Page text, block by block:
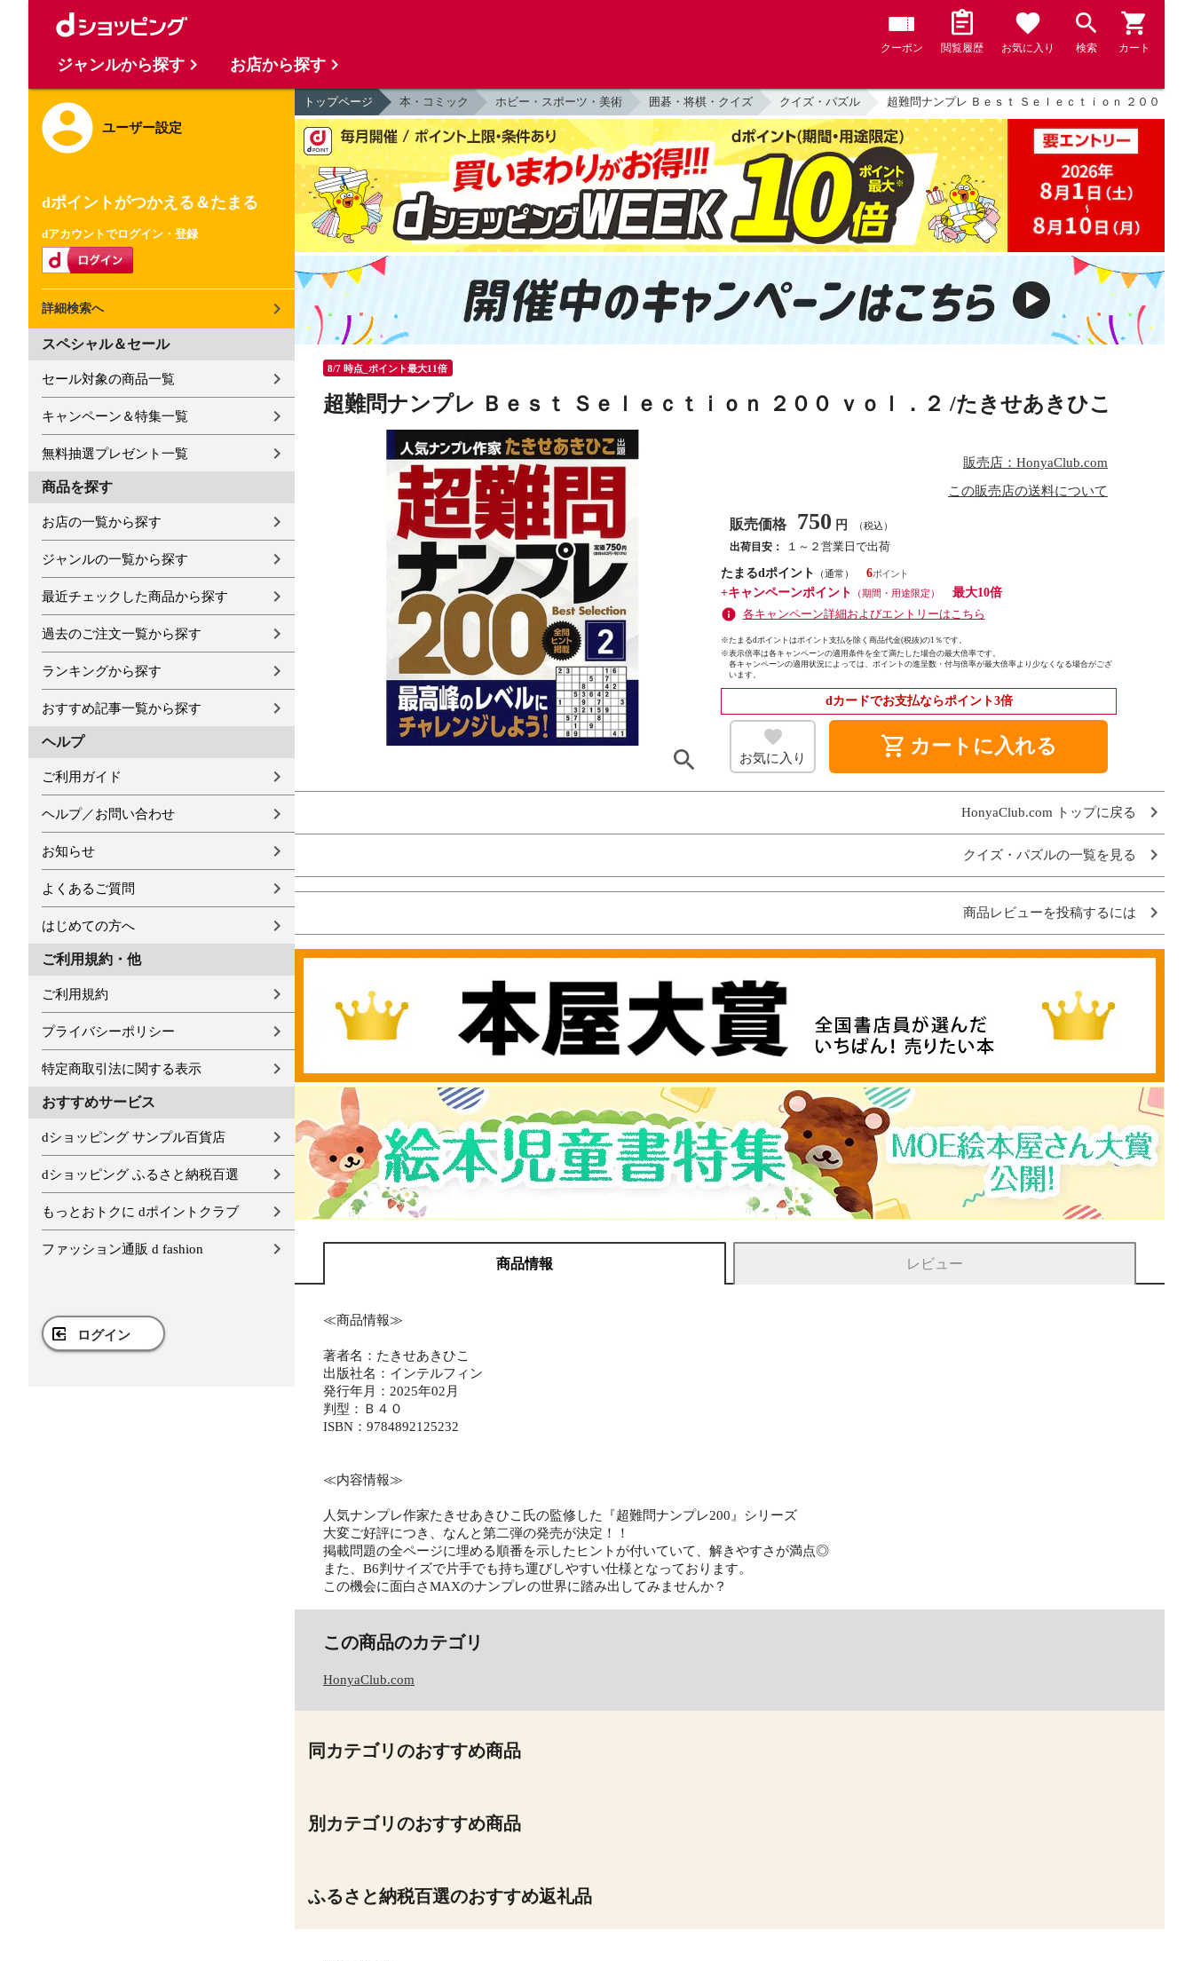
クーポン 閲覧履歴 お気に入り 検索 カート
ユーザー設定
dポイントがつかえる＆たまる
dアカウントでログイン・登録
詳細検索へ
スペシャル＆セール
セール対象の商品一覧
キャンペーン＆特集一覧
無料抽選プレゼント一覧
商品を探す
お店の一覧から探す
ジャンルの一覧から探す
最近チェックした商品から探す
過去のご注文一覧から探す
ランキングから探す
おすすめ記事一覧から探す
ヘルプ
ご利用ガイド
ヘルプ／お問い合わせ
お知らせ
よくあるご質問
はじめての方へ
ご利用規約・他
ご利用規約
プライバシーポリシー
特定商取引法に関する表示
おすすめサービス
dショッピング サンプル百貨店
dショッピング ふるさと納税百選
もっとおトクに dポイントクラブ
ファッション通販 d fashion
ログイン
トップページ 本・コミック ホビー・スポーツ・美術 囲碁・将棋・クイズ クイズ・パズル 超難問ナンプレ Ｂｅｓｔ Ｓｅｌｅｃｔｉｏｎ ２００ ｖｏ
8/7 時点_ポイント最大11倍
超難問ナンプレ Ｂｅｓｔ Ｓｅｌｅｃｔｉｏｎ ２００ ｖｏｌ．２ /たきせあきひこ
販売店：HonyaClub.com
この販売店の送料について
販売価格 750 円 （税込）
出荷目安：
１～２営業日で出荷
たまるdポイント
（通常）
6
+キャンペーンポイント
（期間・用途限定）
最大10倍
各キャンペーン詳細およびエントリーはこちら
※たまるdポイントはポイント支払を除く商品代金(税抜)の1％です。
※表示倍率は各キャンペーンの適用条件を全て満たした場合の最大倍率です。
各キャンペーンの適用状況によっては、ポイントの進呈数・付与倍率が最大倍率より少なくなる場合がござ
います。
dカードでお支払ならポイント3倍
お気に入り shopping_cart カートに入れる
HonyaClub.com トップに戻る
クイズ・パズルの一覧を見る
商品レビューを投稿するには
商品情報 レビュー
≪商品情報≫
著者名：たきせあきひこ
出版社名：インテルフィン
発行年月：2025年02月
判型：Ｂ４０
ISBN：9784892125232
≪内容情報≫
人気ナンプレ作家たきせあきひこ氏の監修した『超難問ナンプレ200』シリーズ
大変ご好評につき、なんと第二弾の発売が決定！！
掲載問題の全ページに埋める順番を示したヒントが付いていて、解きやすさが満点◎
また、B6判サイズで片手でも持ち運びしやすい仕様となっております。
この機会に面白さMAXのナンプレの世界に踏み出してみませんか？
この商品のカテゴリ
HonyaClub.com
同カテゴリのおすすめ商品
別カテゴリのおすすめ商品
ふるさと納税百選のおすすめ返礼品
ジャンルから探す お店から探す